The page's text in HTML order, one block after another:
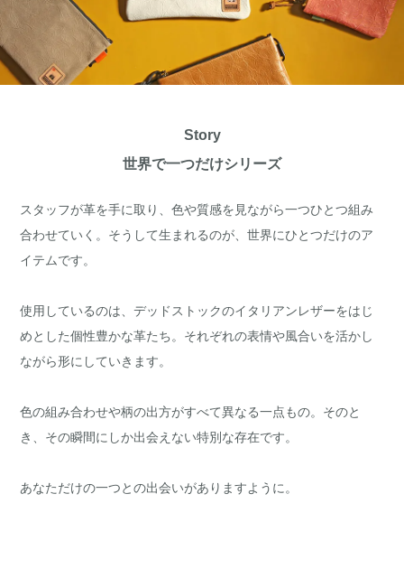
Story
世界で一つだけシリーズ
スタッフが革を手に取り、色や質感を見ながら一つひとつ組み
合わせていく。そうして生まれるのが、世界にひとつだけのア
イテムです。
使用しているのは、デッドストックのイタリアンレザーをはじ
めとした個性豊かな革たち。それぞれの表情や風合いを活かし
ながら形にしていきます。
色の組み合わせや柄の出方がすべて異なる一点もの。そのと
き、その瞬間にしか出会えない特別な存在です。
あなただけの一つとの出会いがありますように。